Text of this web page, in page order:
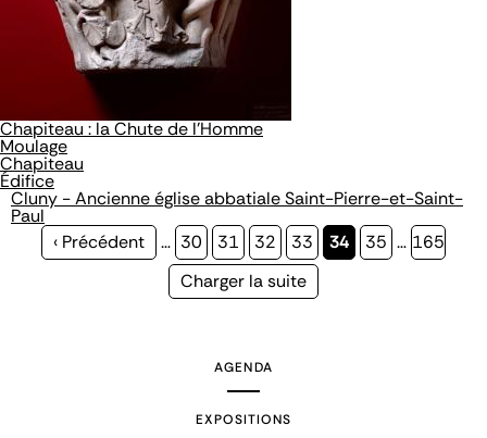
Chapiteau : la Chute de l'Homme
Moulage
Chapiteau
Édifice
Cluny - Ancienne église abbatiale Saint-Pierre-et-Saint-
Paul
Page
‹ Précédent … Page
30 Page
31 Page
32 Page
33
Page
34 Page
35 … Page
165
Page
Charger la suite
AGENDA
EXPOSITIONS